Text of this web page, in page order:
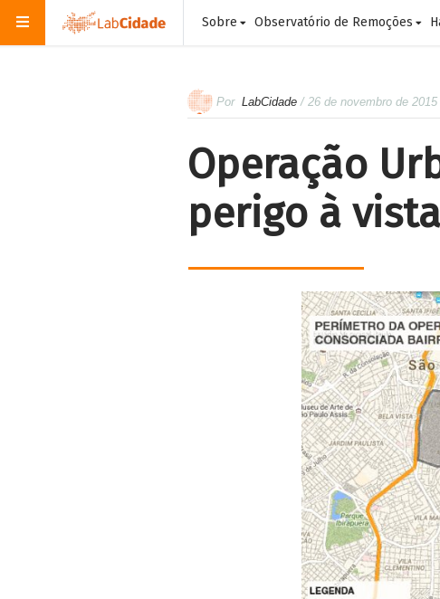
Sobre Observatório de Remoções
Por LabCidade / 26 de novembro de 2015
Operação
perigo à vista